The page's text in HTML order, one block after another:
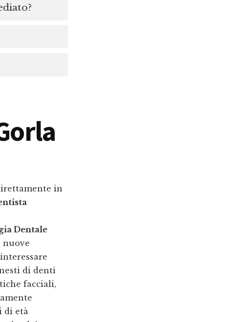
in
Dentale
nuove
di denti
facciali,
di età